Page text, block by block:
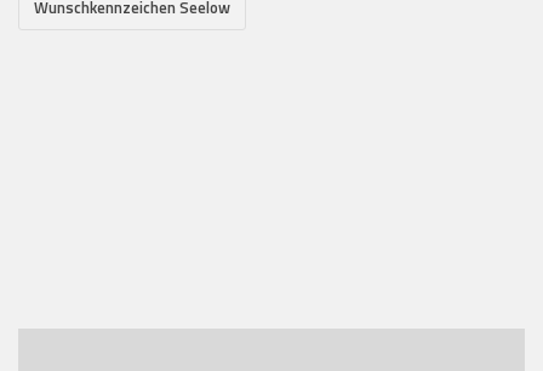
Wunschkennzeichen Seelow